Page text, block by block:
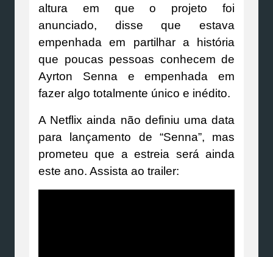
altura em que o projeto foi
anunciado, disse que estava
empenhada em partilhar a história
que poucas pessoas conhecem de
Ayrton Senna e empenhada em
fazer algo totalmente único e inédito.
A Netflix ainda não definiu uma data
para lançamento de “Senna”, mas
prometeu que a estreia será ainda
este ano. Assista ao trailer: